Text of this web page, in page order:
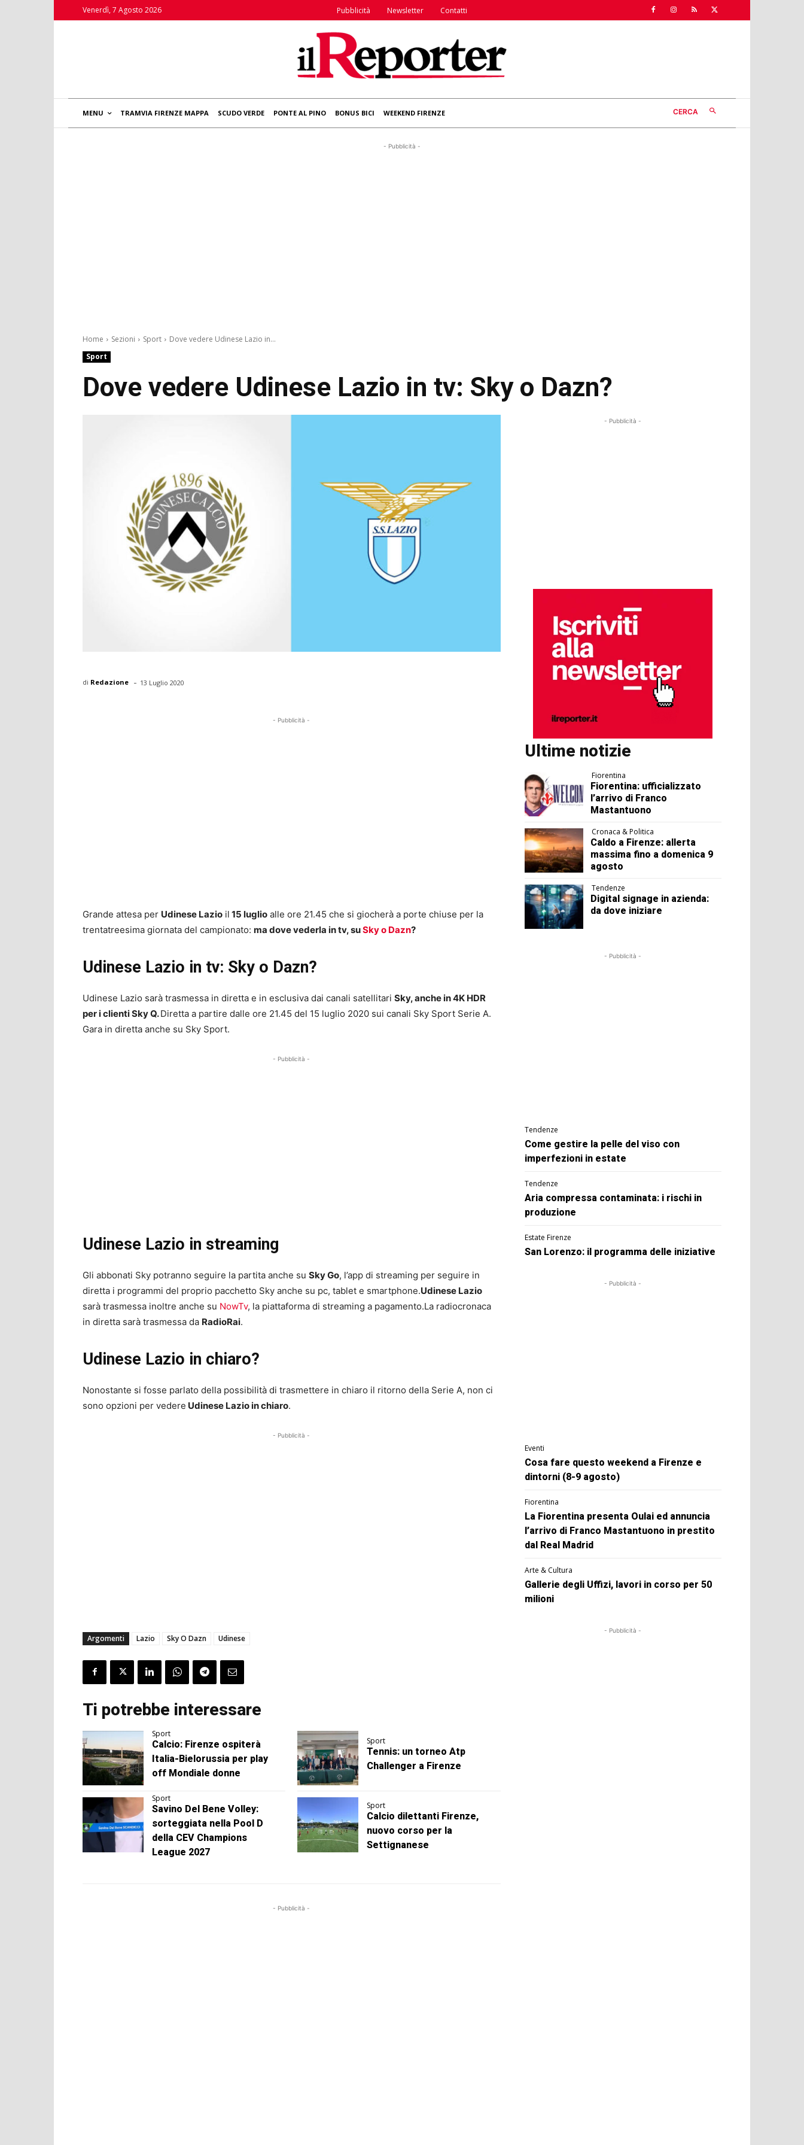
Venerdì, 7 Agosto 2026 Pubblicità Newsletter Contatti
MENU TRAMVIA FIRENZE MAPPA SCUDO VERDE PONTE AL PINO BONUS BICI WEEKEND FIRENZE CERCA
- Pubblicità -
Home Sezioni Sport
Dove vedere Udinese Lazio in...
Sport
Dove vedere Udinese Lazio in tv: Sky o Dazn?
di Redazione - 13 Luglio 2020
- Pubblicità -
Grande attesa per Udinese Lazio il 15 luglio alle ore 21.45 che si giocherà a porte chiuse per la
trentatreesima giornata del campionato: ma dove vederla in tv, suSky o Dazn?
Udinese Lazio in tv: Sky o Dazn?
Udinese Lazio sarà trasmessa in diretta e in esclusiva dai canali satellitari Sky, anche in 4K HDR
per i clienti Sky Q.Diretta a partire dalle ore 21.45 del 15 luglio 2020 sui canali Sky Sport Serie A.
Gara in diretta anche su Sky Sport.
- Pubblicità -
Udinese Lazio in streaming
Gli abbonati Sky potranno seguire la partita anche su Sky Go, l’app di streaming per seguire in
diretta i programmi del proprio pacchetto Sky anche su pc, tablet e smartphone.Udinese Lazio
sarà trasmessa inoltre anche su NowTv, la piattaforma di streaming a pagamento.La radiocronaca
in diretta sarà trasmessa da RadioRai.
Udinese Lazio in chiaro?
Nonostante si fosse parlato della possibilità di trasmettere in chiaro il ritorno della Serie A, non ci
sono opzioni per vedere Udinese Lazio in chiaro.
- Pubblicità -
Argomenti Lazio Sky O Dazn Udinese
Ti potrebbe interessare
Sport
Calcio: Firenze ospiterà
Italia-Bielorussia per play
off Mondiale donne
Sport
Tennis: un torneo Atp
Challenger a Firenze
Sport
Savino Del Bene Volley:
sorteggiata nella Pool D
della CEV Champions
League 2027
Sport
Calcio dilettanti Firenze,
nuovo corso per la
Settignanese
- Pubblicità -
- Pubblicità -
Ultime notizie
Fiorentina
Fiorentina: ufficializzato
l’arrivo di Franco
Mastantuono
Cronaca & Politica
Caldo a Firenze: allerta
massima fino a domenica 9
agosto
Tendenze
Digital signage in azienda:
da dove iniziare
- Pubblicità -
Tendenze
Come gestire la pelle del viso con
imperfezioni in estate
Tendenze
Aria compressa contaminata: i rischi in
produzione
Estate Firenze
San Lorenzo: il programma delle iniziative
- Pubblicità -
Eventi
Cosa fare questo weekend a Firenze e
dintorni (8-9 agosto)
Fiorentina
La Fiorentina presenta Oulai ed annuncia
l’arrivo di Franco Mastantuono in prestito
dal Real Madrid
Arte & Cultura
Gallerie degli Uffizi, lavori in corso per 50
milioni
- Pubblicità -